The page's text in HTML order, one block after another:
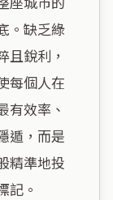
。缺乏綠
且銳利，
每個人在
有效率、
遁，而是
精準地投
記。